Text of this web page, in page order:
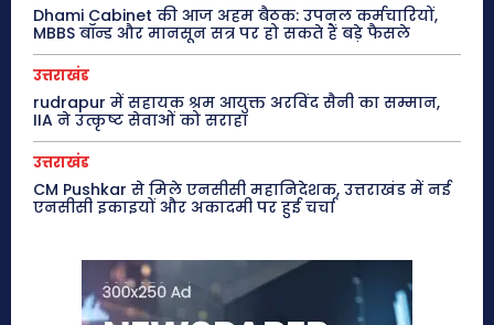
Dhami Cabinet की आज अहम बैठक: उपनल कर्मचारियों,
MBBS बॉन्ड और मानसून सत्र पर हो सकते हैं बड़े फैसले
उत्तराखंड
rudrapur में सहायक श्रम आयुक्त अरविंद सैनी का सम्मान,
IIA ने उत्कृष्ट सेवाओं को सराहा
उत्तराखंड
CM Pushkar से मिले एनसीसी महानिदेशक, उत्तराखंड में नई
एनसीसी इकाइयों और अकादमी पर हुई चर्चा